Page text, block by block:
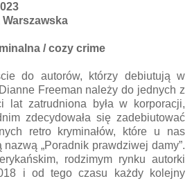
/ cozy crime
do autorów, którzy debiutują w
Freeman należy do jednych z
lat zatrudniona była w korporacji,
zdecydowała się zadebiutować
retro kryminałów, które u nas
nazwą „Poradnik prawdziwej damy”.
rodzimym rynku autorki
i od tego czasu każdy kolejny